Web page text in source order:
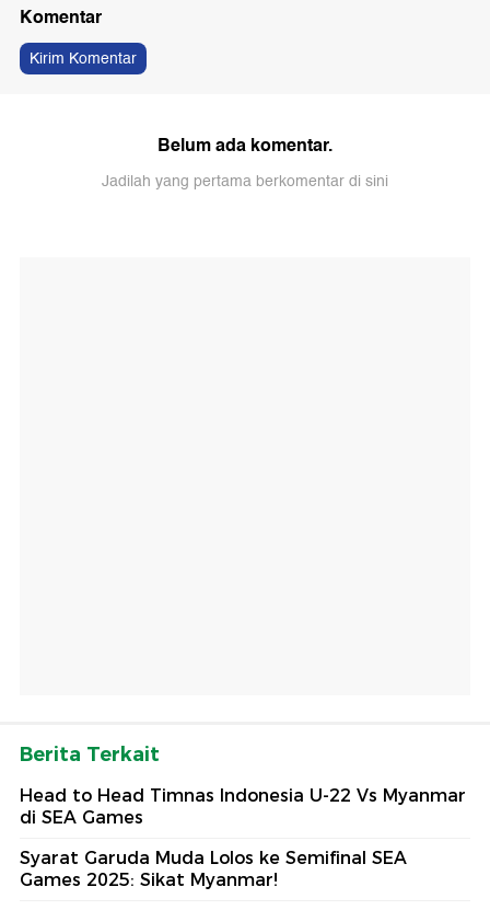
Komentar
Kirim Komentar
Belum ada komentar.
Jadilah yang pertama berkomentar di sini
Berita Terkait
Head to Head Timnas Indonesia U-22 Vs Myanmar
di SEA Games
Syarat Garuda Muda Lolos ke Semifinal SEA
Games 2025: Sikat Myanmar!